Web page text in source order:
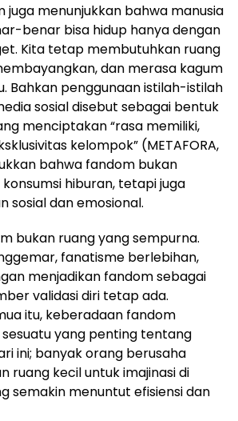
juga menunjukkan bahwa manusia
benar bisa hidup hanya dengan
Kita tetap membutuhkan ruang
dan merasa kagum
Bahkan penggunaan istilah-istilah
sosial disebut sebagai bentuk
menciptakan “rasa memiliki,
kelompok” (METAFORA,
bahwa fandom bukan
hiburan, tetapi juga
sosial dan emosional.
bukan ruang yang sempurna.
fanatisme berlebihan,
menjadikan fandom sebagai
validasi diri tetap ada.
itu, keberadaan fandom
yang penting tentang
ini; banyak orang berusaha
ruang kecil untuk imajinasi di
semakin menuntut efisiensi dan